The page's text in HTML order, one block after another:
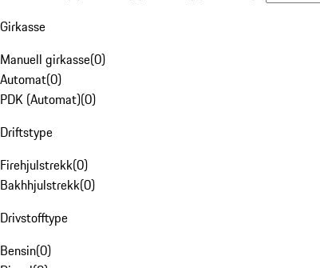
Girkasse
Manuell girkasse(0)
Automat(0)
PDK (Automat)(0)
Driftstype
Firehjulstrekk(0)
Bakhhjulstrekk(0)
Drivstofftype
Bensin(0)